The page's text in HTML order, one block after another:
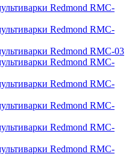
Redmond RMC-
Redmond RMC-
Redmond RMC-03
Redmond RMC-
Redmond RMC-
Redmond RMC-
Redmond RMC-
Redmond RMC-